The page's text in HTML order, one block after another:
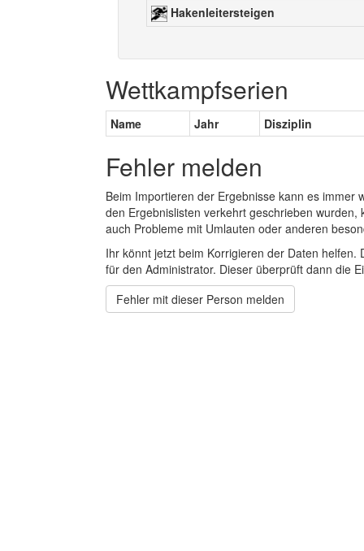
Hakenleitersteigen
Wettkampfserien
Name Jahr Disziplin
Fehler melden
Beim Importieren der Ergebnisse kann es
den Ergebnislisten verkehrt geschrieben
auch Probleme mit Umlauten oder anderen
Ihr könnt jetzt beim Korrigieren der Daten
für den Administrator. Dieser überprüft dann die
Fehler mit dieser Person melden